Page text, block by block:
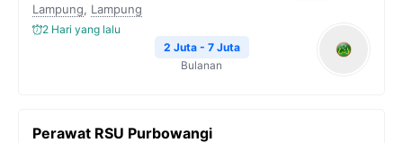
k
m
Lampung, Lampung
2 Hari yang lalu
2 Juta - 7 Juta
Bulanan
Perawat RSU Purbowangi